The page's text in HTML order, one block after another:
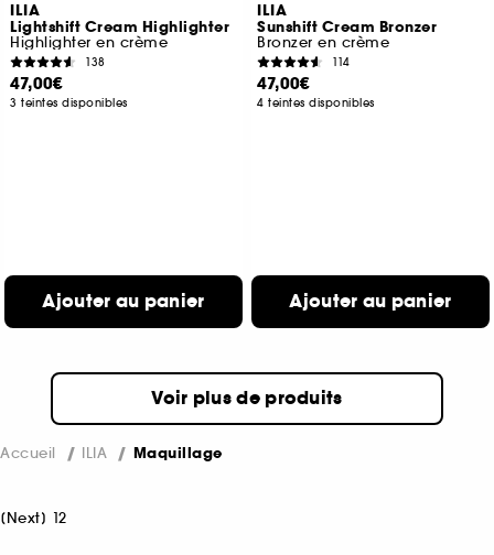
ILIA
Lightshift Cream Highlighter
Highlighter en crème
138
47,00€
3 teintes disponibles
Ajouter au panier
ILIA
Sunshift Cream Bronzer
Bronzer en crème
114
47,00€
4 teintes disponibles
Ajouter au panier
Voir plus de produits
Accueil ILIA Maquillage
[Next] 12